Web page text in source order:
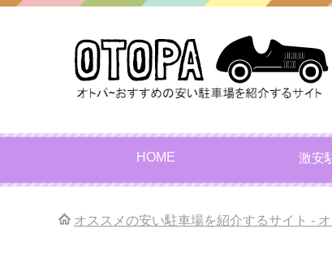
HOME 激安
オススメの安い駐車場を紹介するサイト -